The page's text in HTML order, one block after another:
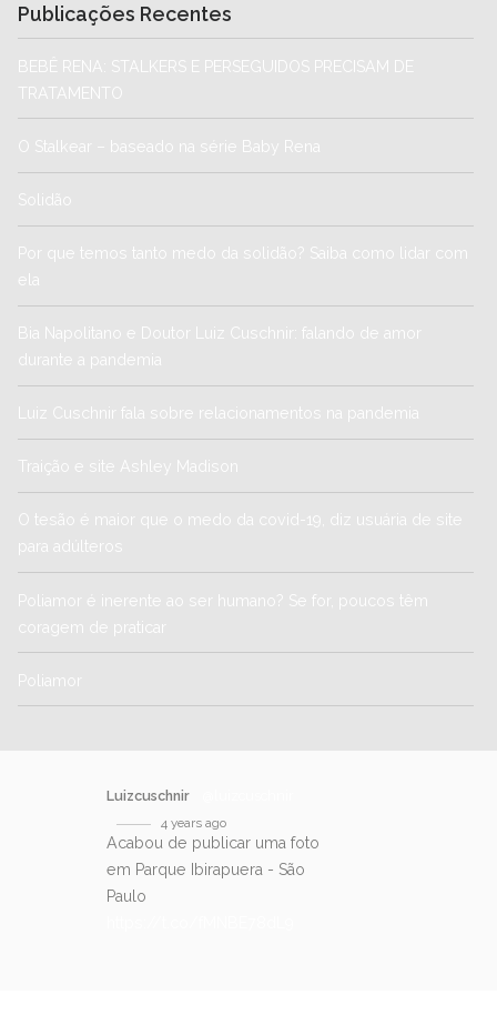
Publicações Recentes
BEBÊ RENA: STALKERS E PERSEGUIDOS PRECISAM DE
TRATAMENTO
O Stalkear – baseado na série Baby Rena
Solidão
Por que temos tanto medo da solidão? Saiba como lidar com
ela
Bia Napolitano e Doutor Luiz Cuschnir: falando de amor
durante a pandemia
Luiz Cuschnir fala sobre relacionamentos na pandemia
Traição e site Ashley Madison
O tesão é maior que o medo da covid-19, diz usuária de site
para adúlteros
Poliamor é inerente ao ser humano? Se for, poucos têm
coragem de praticar
Poliamor
Luizcuschnir
4 years ago
Acabou de publicar uma foto
em Parque Ibirapuera - São
Paulo